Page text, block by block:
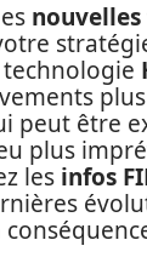
peut être
plus
les infos